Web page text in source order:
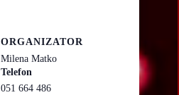
ORGANIZATOR
Milena Matko
Telefon
051 664 486